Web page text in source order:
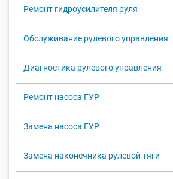
Ремонт гидроусилителя руля
Обслуживание рулевого управления
Диагностика рулевого управления
Ремонт насоса ГУР
Замена насоса ГУР
Замена наконечника рулевой тяги